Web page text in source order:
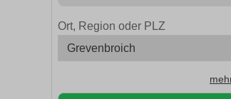
Ort, Region oder PLZ